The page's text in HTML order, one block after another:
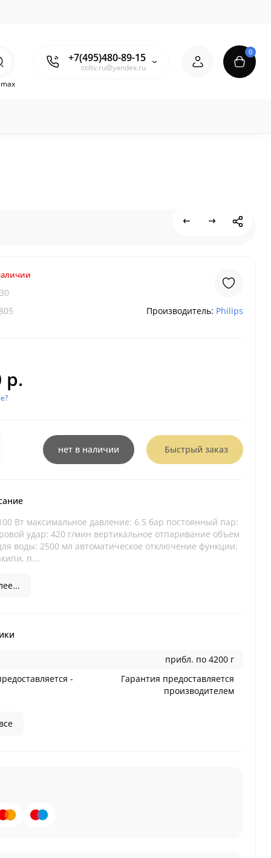
+7(495)480-89-15
stiltv.ru@yandex.ru
0
Производитель: Philips
р.
нет в наличии Быстрый заказ
Вт максимальное давление: 6.5 бар постоянный пар:
удар: 420 г/мин вертикальное отпаривание объeм
воды: 2500 мл автоматическое отключение функции:
п...
прибл. по 4200 г
-
Гарантия предоставляется
производителем